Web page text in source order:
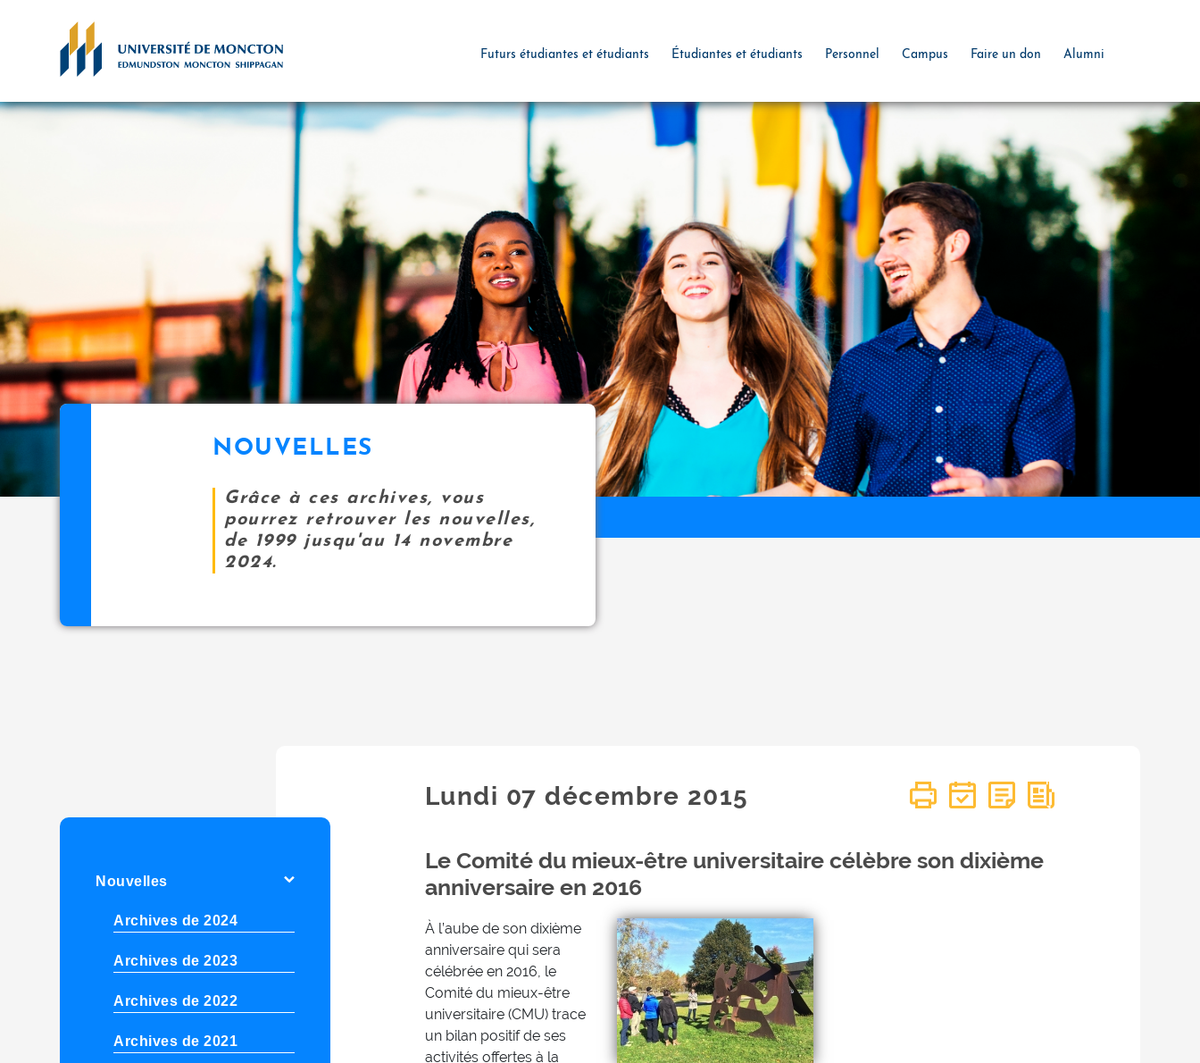
Futurs étudiantes et étudiants Étudiantes et étudiants Personnel Campus Faire un don Alumni
NOUVELLES
Grâce à ces archives, vous
pourrez retrouver les nouvelles,
de 1999 jusqu'au 14 novembre
2024.
Nouvelles
Archives de 2024
Archives de 2023
Archives de 2022
Archives de 2021
Lundi 07décembre 2015
Le Comité du mieux-être universitaire célèbre son dixième
anniversaire en 2016
À l’aube de son dixième
anniversaire qui sera
célébrée en 2016, le
Comité du mieux-être
universitaire (CMU) trace
un bilan positif de ses
activités offertes à la